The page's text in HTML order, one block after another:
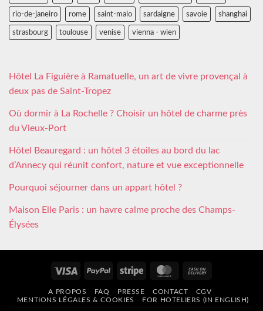
rio-de-janeiro rome saint-malo sardaigne savoie shanghai
strasbourg toulouse venise vienna - wien
Hôtel La Figuière à Ramatuelle, un art de vivre provençal à
deux pas de Saint-Tropez
Où dormir à La Rochelle ? Choisir un hôtel de charme près
du Vieux-Port
Hôtel Beauregard : un hôtel 3 étoiles au bord du lac
d’Annecy qui réunit confort, nature et vue exceptionnelle
Pourquoi séjourner dans un appart hôtel ?
Maison Elle Paris : un havre calme proche des Champs-
Élysées
Visa PayPal Stripe MasterCard
Delivery
A PROPOS FAQ PRESSE CONTACT
CGV
MENTIONS LÉGALES & COOKIES
FOR HOTELIERS (IN ENGLISH)